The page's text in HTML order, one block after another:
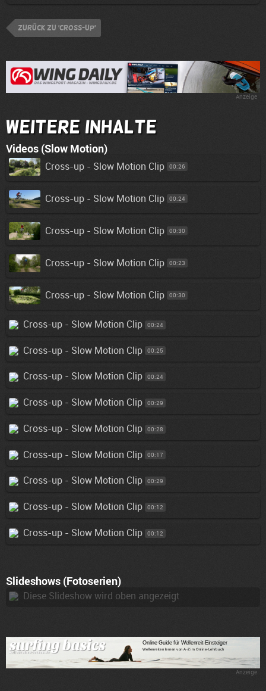
zurück zu 'Cross-up'
Anzeige
Weitere Inhalte
Videos (Slow Motion)
Cross-up - Slow Motion Clip 00:26
Cross-up - Slow Motion Clip 00:24
Cross-up - Slow Motion Clip 00:30
Cross-up - Slow Motion Clip 00:23
Cross-up - Slow Motion Clip 00:30
Cross-up - Slow Motion Clip 00:24
Cross-up - Slow Motion Clip 00:25
Cross-up - Slow Motion Clip 00:24
Cross-up - Slow Motion Clip 00:29
Cross-up - Slow Motion Clip 00:28
Cross-up - Slow Motion Clip 00:17
Cross-up - Slow Motion Clip 00:29
Cross-up - Slow Motion Clip 00:12
Cross-up - Slow Motion Clip 00:12
Slideshows (Fotoserien)
Diese Slideshow wird oben angezeigt
Anzeige